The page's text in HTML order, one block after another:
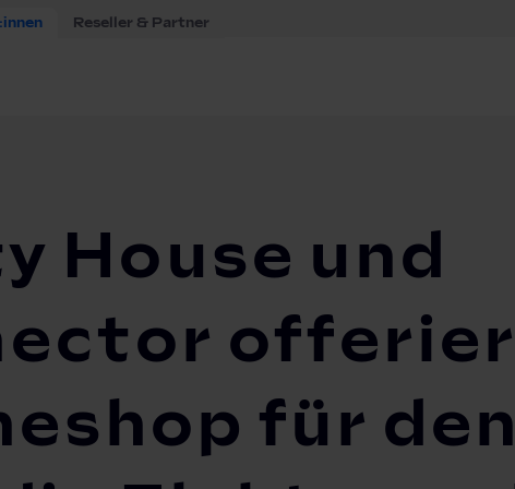
Reseller & Partner
House und
für